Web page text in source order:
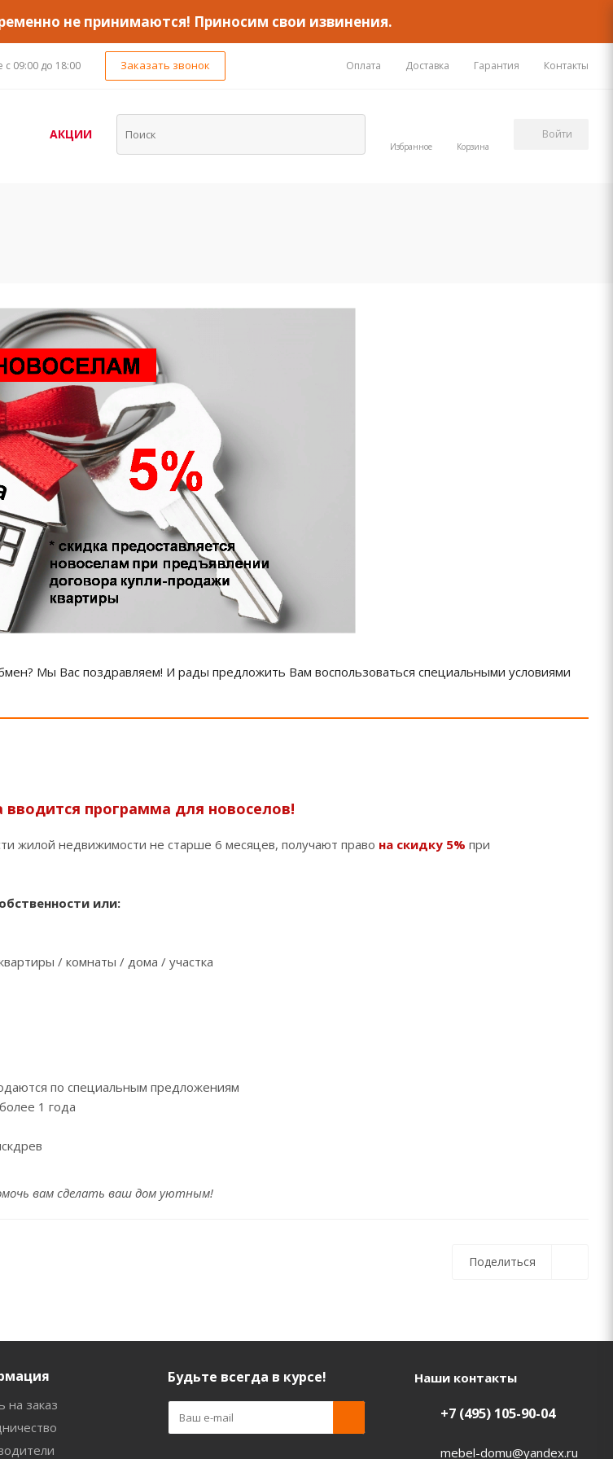
не принимаются! Приносим свои извинения.
с 09:00 до 18:00 Заказать звонок Оплата Доставка Гарантия Контакты
АКЦИИ
Избранное Корзина
Войти
Мы Вас поздравляем! И рады предложить Вам воспользоваться специальными условиями
вводится программа для новоселов!
жилой недвижимости не старше 6 месяцев, получают право на скидку 5% при
или:
/ комнаты / дома / участка
по специальным предложениям
1 года
вам сделать ваш дом уютным!
Поделиться
на заказ
Будьте всегда в курсе! Наши контакты
+7 (495) 105-90-04
mebel-domu@yandex.ru